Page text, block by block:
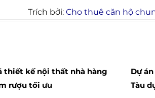
Trích bởi: Cho thuê căn hộ
thiết kế nội thất nhà hàng
rượu tối ưu
Dự
Tàu